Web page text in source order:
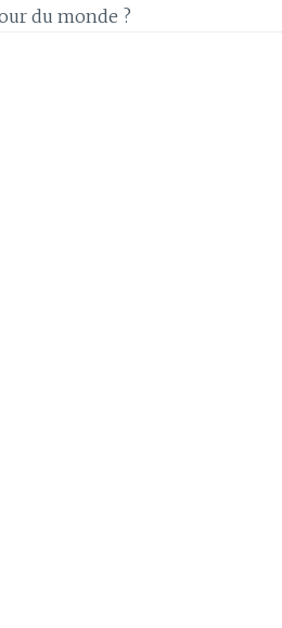
du monde ?